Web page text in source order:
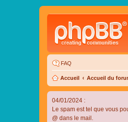
FAQ
Accueil Accueil du
04/01/2024 :
Le spam est tel que vous
@ dans le mail.